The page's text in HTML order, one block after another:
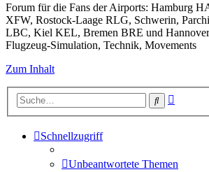
Forum für die Fans der Airports: Hamburg
XFW, Rostock-Laage RLG, Schwerin,
LBC, Kiel KEL, Bremen BRE und
Flugzeug-Simulation, Technik, Movements
Zum Inhalt
Suche
Schnellzugriff
Unbeantwortete Themen